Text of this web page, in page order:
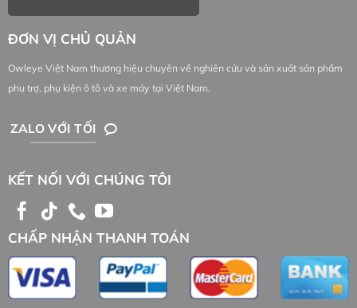
ĐƠN VỊ CHỦ QUẢN
Owleye Việt Nam thương hiệu chuyên về nghiên cứu và sản xuất sản phẩm
phụ trợ, phụ kiện ô tô và xe máy tại Việt Nam.
ZALO VỚI TỐI
KẾT NỐI VỚI CHÚNG TÔI
CHẤP NHẬN THANH TOÁN